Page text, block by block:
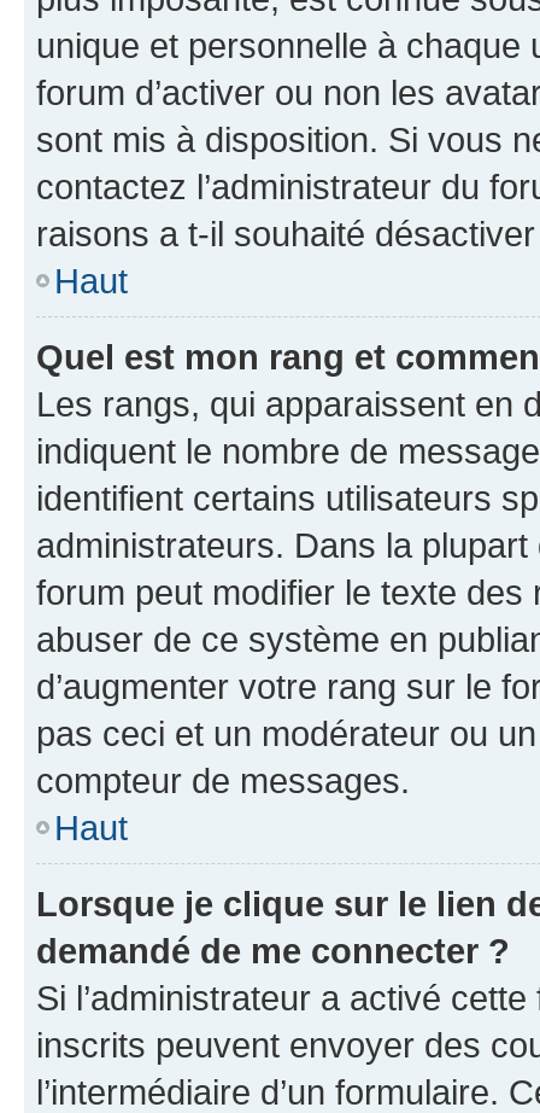
unique et personnelle à chaque
forum d’activer ou non les
sont mis à disposition. Si vous
contactez l’administrateur du
raisons a t-il souhaité
Haut
Quel est mon rang et
Les rangs, qui apparaissent en
indiquent le nombre de
identifient certains utilisateurs
administrateurs. Dans la
forum peut modifier le texte
abuser de ce système en
d’augmenter votre rang sur le
pas ceci et un modérateur ou
compteur de messages.
Haut
Lorsque je clique sur le lien
demandé de me connecter ?
Si l’administrateur a activé
inscrits peuvent envoyer des
l’intermédiaire d’un formulaire.